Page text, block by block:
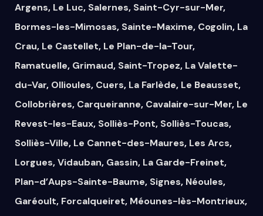
Argens, Le Luc, Salernes, Saint-Cyr-sur-Mer,
Bormes-les-Mimosas, Sainte-Maxime, Cogolin, La
Crau, Le Castellet, Le Plan-de-la-Tour,
Ramatuelle, Grimaud, Saint-Tropez, La Valette-
du-Var, Ollioules, Cuers, La Farlède, Le Beausset,
Collobrières, Carqueiranne, Cavalaire-sur-Mer, Le
Revest-les-Eaux, Solliès-Pont, Solliès-Toucas,
Solliès-Ville, Le Cannet-des-Maures, Les Arcs,
Lorgues,Vidauban, Gassin, La Garde-Freinet,
Plan-d’Aups-Sainte-Baume, Signes, Néoules,
Garéoult, Forcalqueiret, Méounes-lès-Montrieux,